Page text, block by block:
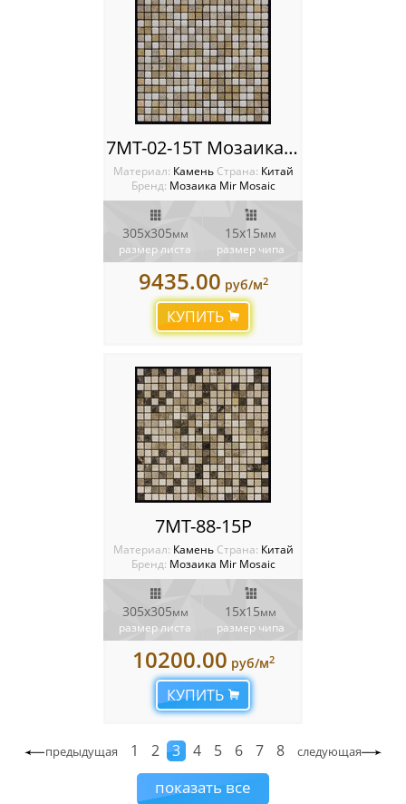
7MT-02-15T Мозаика Mir mosaic
Материал: Камень Cтрана: Китай
Бренд: Мозаика Mir Mosaic
305x305мм
размер листа
15х15мм
размер чипа
9435.00 руб/м2
КУПИТЬ
7MT-88-15P
Материал: Камень Cтрана: Китай
Бренд: Мозаика Mir Mosaic
305x305мм
размер листа
15х15мм
размер чипа
10200.00 руб/м2
КУПИТЬ
предыдущая 1 2 3 4 5 6 7 8 следующая
показать все